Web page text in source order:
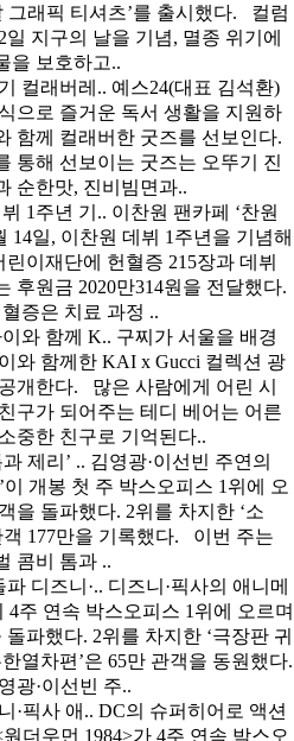
그래픽 티셔츠’를 출시했다. 컬럼
일 지구의 날을 기념, 멸종 위기에
을 보호하고..
컬래버레.. 예스24(대표 김석환)
으로 즐거운 독서 생활을 지원하
함께 컬래버한 굿즈를 선보인다.
통해 선보이는 굿즈는 오뚜기 진
순한맛, 진비빔면과..
1주년 기.. 이찬원 팬카페 ‘찬원
14일, 이찬원 데뷔 1주년을 기념해
이재단에 헌혈증 215장과 데뷔
후원금 2020만314원을 전달했다.
증은 치료 과정 ..
와 함께 K.. 구찌가 서울을 배경
와 함께한 KAI x Gucci 컬렉션 광
개한다. 많은 사람에게 어린 시
구가 되어주는 테디 베어는 어른
중한 친구로 기억된다..
제리’ .. 김영광·이선빈 주연의
이 개봉 첫 주 박스오피스 1위에 오
을 돌파했다. 2위를 차지한 ‘소
객 177만을 기록했다. 이번 주는
콤비 톰과 ..
파 디즈니·.. 디즈니·픽사의 애니메
4주 연속 박스오피스 1위에 오르며
돌파했다. 2위를 차지한 ‘극장판 귀
열차편’은 65만 관객을 동원했다.
광·이선빈 주..
·픽사 애.. DC의 슈퍼히어로 액션
더우먼 1984>가 4주 연속 박스오